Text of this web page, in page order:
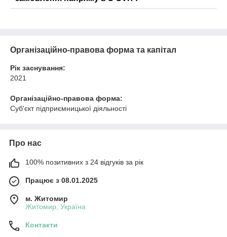
Організаційно-правова форма та капітал
Рік заснування:
2021
Організаційно-правова форма:
Суб'єкт підприємницької діяльності
Про нас
100% позитивних з 24 відгуків за рік
Працює з 08.01.2025
м. Житомир
Житомир, Україна
Контакти